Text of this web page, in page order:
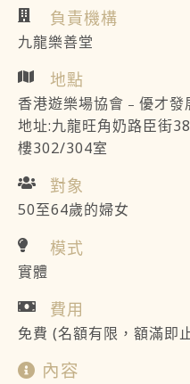
負責機構
九龍樂善堂
地點
香港遊樂場協會﹣優才發
地址:九龍旺角奶路臣街
樓302/304室
對象
50至64歲的婦女
模式
實體
費用
免費 (名額有限，額滿即
內容